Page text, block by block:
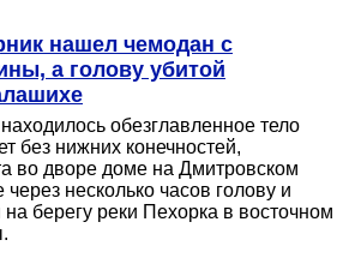
нашел чемодан с
а голову убитой
обезглавленное тело
без нижних конечностей,
во дворе доме на Дмитровском
несколько часов голову и
берегу реки Пехорка в восточном